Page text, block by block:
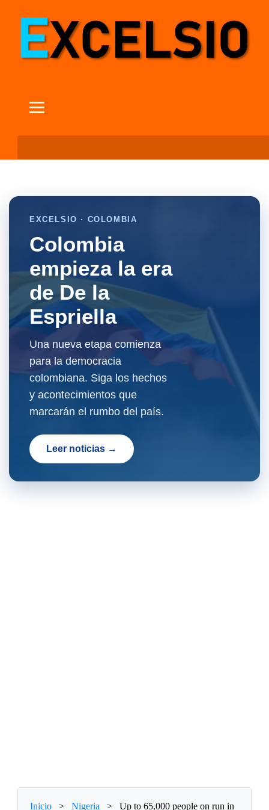
EXCELSIO · COLOMBIA
Colombia
empieza la era
de De la
Espriella
Una nueva etapa comienza
para la democracia
colombiana. Siga los hechos
y acontecimientos que
marcarán el rumbo del país.
Leer noticias →
Inicio > Nigeria >
Up to 65,000 people on run in